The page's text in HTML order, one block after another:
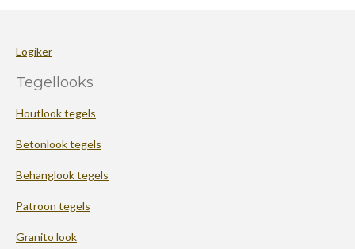
Logiker
Tegellooks
Houtlook tegels
Betonlook tegels
Behanglook tegels
Patroon tegels
Granito look